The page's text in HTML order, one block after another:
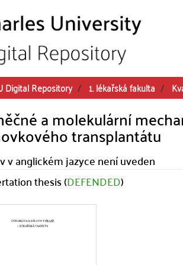
Digital Repository 1. lékařská fakulta
a molekulární
transplantátu
v anglickém jazyce není uveden
thesis (DEFENDED)